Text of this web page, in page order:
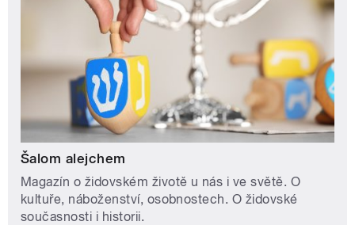
Šalom alejchem
Magazín o židovském životě u nás i ve světě. O
kultuře, náboženství, osobnostech. O židovské
současnosti i historii.